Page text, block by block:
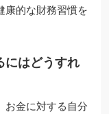
康的な財務習慣を
にはどうすれ
お金に対する自分